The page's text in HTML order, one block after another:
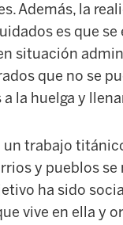
Además, la
es que
situación
que no se
la huelga y
un trabajo
y pueblos
ha sido
vive en ella y